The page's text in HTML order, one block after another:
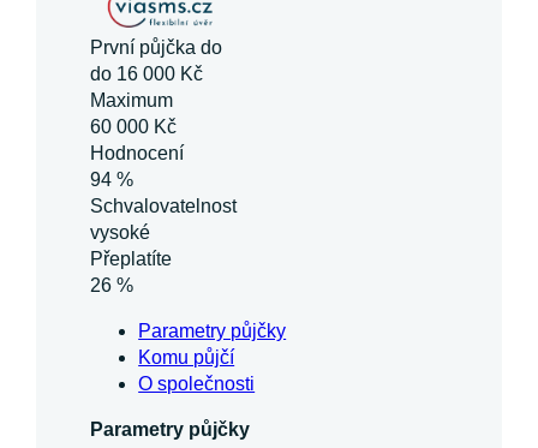
První půjčka do
do 16 000 Kč
Maximum
60 000 Kč
Hodnocení
94 %
Schvalovatelnost
vysoké
Přeplatíte
26 %
Parametry půjčky
Komu půjčí
O společnosti
Parametry půjčky